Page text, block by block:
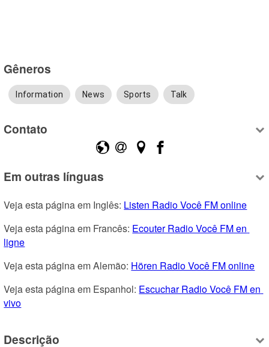
Gêneros
Information News Sports Talk
Contato
Em outras línguas
Veja esta página em Inglês: Listen Radio Você FM online
Veja esta página em Francês: Ecouter Radio Você FM en
ligne
Veja esta página em Alemão: Hören Radio Você FM online
Veja esta página em Espanhol: Escuchar Radio Você FM en
vivo
Descrição